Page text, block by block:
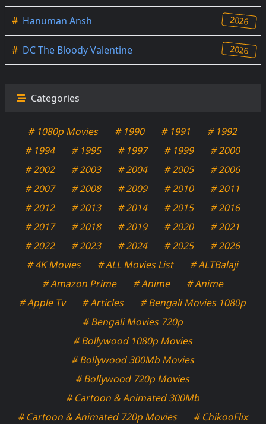
# Hanuman Ansh 2026
# DC The Bloody Valentine 2026
Categories
# 1080p Movies # 1990 # 1991
# 1992
# 1994
# 1995 # 1997 # 1999
# 2000
# 2002
# 2003 # 2004 # 2005
# 2006
# 2007
# 2008 # 2009 # 2010
# 2011
# 2012
# 2013 # 2014 # 2015
# 2016
# 2017
# 2018 # 2019 # 2020
# 2021
# 2022
# 2023 # 2024 # 2025
# 2026
# 4K Movies
# ALL Movies List
# ALTBalaji
# Amazon Prime
# Anime
# Anime
# Apple Tv
# Articles
# Bengali Movies 1080p
# Bengali Movies 720p
# Bollywood 1080p Movies
# Bollywood 300Mb Movies
# Bollywood 720p Movies
# Cartoon & Animated 300Mb
# Cartoon & Animated 720p Movies
# ChikooFlix